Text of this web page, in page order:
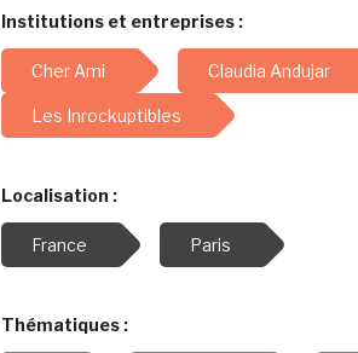
Institutions et entreprises :
Cher Ami Claudia Andujar
Les Inrockuptibles
Localisation :
France Paris
Thématiques :